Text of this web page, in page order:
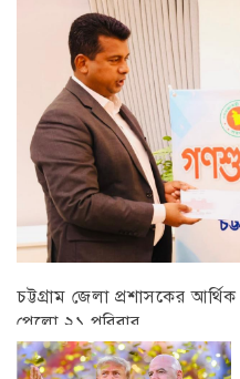
চট্টগ্রাম জেলা প্রশাসকের
পেলো ২১ পরিবার
চট্টগ্রাম